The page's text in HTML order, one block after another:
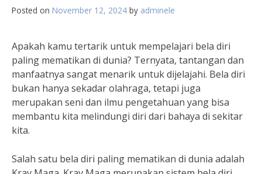
Posted on November 12, 2024 by adminele
Apakah kamu tertarik untuk mempelajari bela diri
paling mematikan di dunia? Ternyata, tantangan dan
manfaatnya sangat menarik untuk dijelajahi. Bela diri
bukan hanya sekadar olahraga, tetapi juga
merupakan seni dan ilmu pengetahuan yang bisa
membantu kita melindungi diri dari bahaya di sekitar
kita.
Salah satu bela diri paling mematikan di dunia adalah